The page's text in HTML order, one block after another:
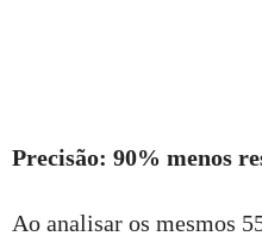
Precisão: 90% menos
Ao analisar os mesmos